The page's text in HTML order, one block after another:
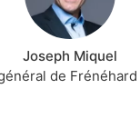
Joseph Miquel
de Frénéhard